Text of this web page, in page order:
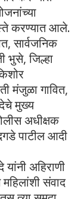
करण्यात आले.
सार्वजनिक
भुसे, जिल्हा
मंजुळा गावित,
मुख्य
अधीक्षक
पाटील आदी
अहिराणी
संवाद